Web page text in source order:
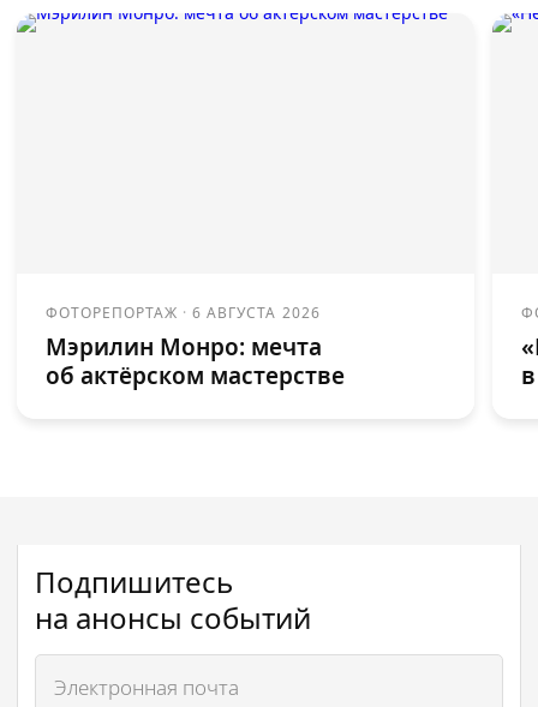
ФОТОРЕПОРТАЖ ·6 АВГУСТА 2026
Мэрилин Монро: мечта
об актёрском мастерстве
Подпишитесь
на анонсы событий